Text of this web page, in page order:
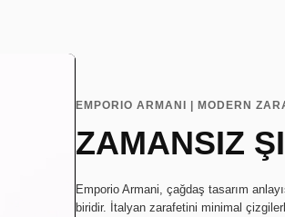
EMPORIO ARMANI | MODERN
ZAMANSIZ
Emporio Armani, çağdaş tasarım
biridir. İtalyan zarafetini minimal